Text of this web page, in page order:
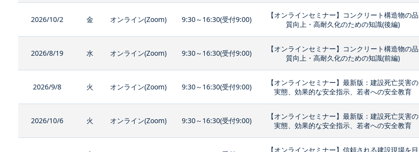
2026/10/2 金 オンライン(Zoom) 9:30～16:30(受付9:00)
【オンラインセミナー】コンクリート構造物の品
質向上・高耐久化のための知識(後編)
2026/8/19 水 オンライン(Zoom) 9:30～16:30(受付9:00)
【オンラインセミナー】コンクリート構造物の品
質向上・高耐久化のための知識(前編)
2026/9/8 火 オンライン(Zoom) 9:30～16:30(受付9:00)
【オンラインセミナー】最新版：建設死亡災害の
実態、効果的な安全指示、若者への安全教育
2026/10/6 火 オンライン(Zoom) 9:30～16:30(受付9:00)
【オンラインセミナー】最新版：建設死亡災害の
実態、効果的な安全指示、若者への安全教育
【オンラインセミナー】信頼される建設現場を目